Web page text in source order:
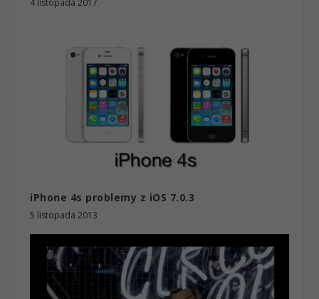
4 listopada 2017
iPhone 4s problemy z iOS 7.0.3
5 listopada 2013